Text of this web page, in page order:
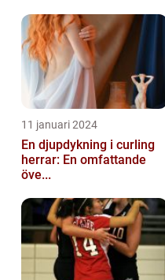
11 januari 2024
En djupdykning i curling
herrar: En omfattande
öve...